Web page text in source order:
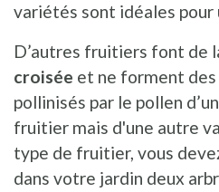
variétés sont idéales pour
D’autres fruitiers font de
croisée et ne forment
pollinisés par le pollen
fruitier mais d'une autre
type de fruitier, vous
dans votre jardin deux